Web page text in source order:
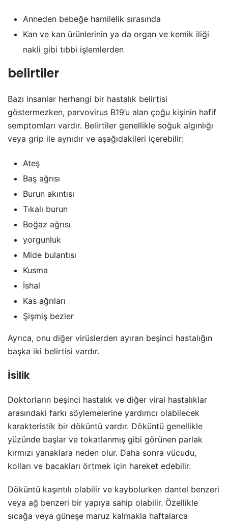
Anneden bebeğe hamilelik sırasında
Kan ve kan ürünlerinin ya da organ ve kemik iliği
nakli gibi tıbbi işlemlerden
belirtiler
Bazı insanlar herhangi bir hastalık belirtisi
göstermezken, parvovirus B19’u alan çoğu kişinin hafif
semptomları vardır. Belirtiler genellikle soğuk algınlığı
veya grip ile aynıdır ve aşağıdakileri içerebilir:
Ateş
Baş ağrısı
Burun akıntısı
Tıkalı burun
Boğaz ağrısı
yorgunluk
Mide bulantısı
Kusma
İshal
Kas ağrıları
Şişmiş bezler
Ayrıca, onu diğer virüslerden ayıran beşinci hastalığın
başka iki belirtisi vardır.
İsilik
Doktorların beşinci hastalık ve diğer viral hastalıklar
arasındaki farkı söylemelerine yardımcı olabilecek
karakteristik bir döküntü vardır. Döküntü genellikle
yüzünde başlar ve tokatlanmış gibi görünen parlak
kırmızı yanaklara neden olur. Daha sonra vücudu,
kolları ve bacakları örtmek için hareket edebilir.
Döküntü kaşıntılı olabilir ve kaybolurken dantel benzeri
veya ağ benzeri bir yapıya sahip olabilir. Özellikle
sıcağa veya güneşe maruz kalmakla haftalarca